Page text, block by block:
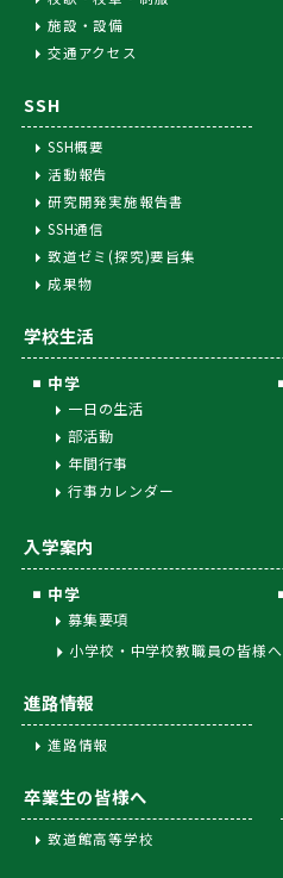
施設・設備
交通アクセス
SSH
SSH概要
活動報告
研究開発実施報告書
SSH通信
致道ゼミ(探究)要旨集
成果物
学校生活
中学
一日の生活
部活動
年間行事
行事カレンダー
入学案内
中学
募集要項
小学校・中学校教職員の皆様へ
進路情報
進路情報
卒業生の皆様へ
致道館高等学校